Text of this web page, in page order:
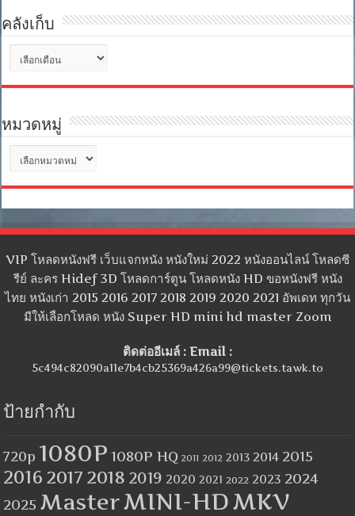
คลังเก็บ
เก็บ
หมวดหมู่
หมู่
VIP โหลดหนังฟรี เว็บแจกหนัง หนังใหม่ 2022 หนังออนไลน์ โหลดซี
รีย์ ละคร Hidef 3D โหลดการ์ตูน โหลดหนัง HD ขอหนังฟรี หนัง
ไทย หนังเก่า 2015 2016 2017 2018 2019 2020 2021 อัพเดท ทุกวัน
มีให้เลือกโหลด หนัง Super HD mini hd master Zoom
ติดต่ออีเมล์ : Email :
5c494c82090a11e7b4cb25369a426a99@tickets.tawk.to
ป้ายกำกับ
720p 1080P 1080P HQ 2011 2012 2013 2014 2015
2016 2017 2018 2019 2020 2021 2022 2023 2024
2025 MasterMINI-HDMKV